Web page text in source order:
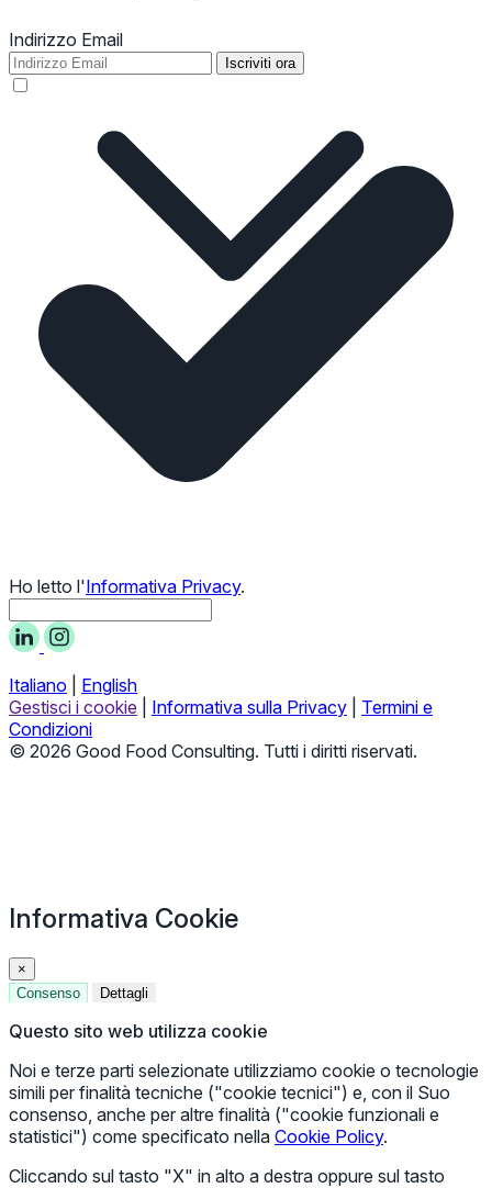
Indirizzo Email
Iscriviti ora
Ho letto l'Informativa Privacy.
Italiano
English
Gestisci i cookie
Informativa sulla Privacy
Termini e
Condizioni
© 2026 Good Food Consulting. Tutti i diritti riservati.
Informativa Cookie
×
Consenso
Dettagli
Questo sito web utilizza cookie
Noi e terze parti selezionate utilizziamo cookie o tecnologie
simili per finalità tecniche ("cookie tecnici") e, con il Suo
consenso, anche per altre finalità ("cookie funzionali e
statistici") come specificato nella Cookie Policy.
Cliccando sul tasto "X" in alto a destra oppure sul tasto